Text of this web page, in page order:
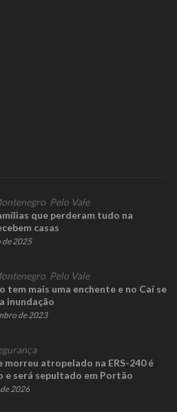
Pelo Vale
que perderam tudo na
casas
de 2025
Pelo Vale
tem mais uma enchente e no Caí se
inundação
de 2023
morreu atropelado na ERS-240 é
e será sepultado em Portão
2026